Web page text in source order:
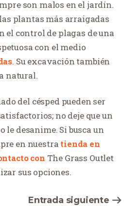
son malos en el jardín.
plantas más arraigadas
el control de plagas de una
con el medio
. Su excavación también
natural.
del césped pueden ser
no deje que un
le desanime. Si busca un
en nuestra tienda en
con The Grass Outlet
sus opciones.
Entrada siguiente